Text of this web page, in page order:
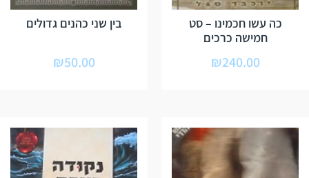
כה עשו חכמינו – סט
חמישה כרכים
₪240.00
בין שני כהנים גדולים
₪50.00